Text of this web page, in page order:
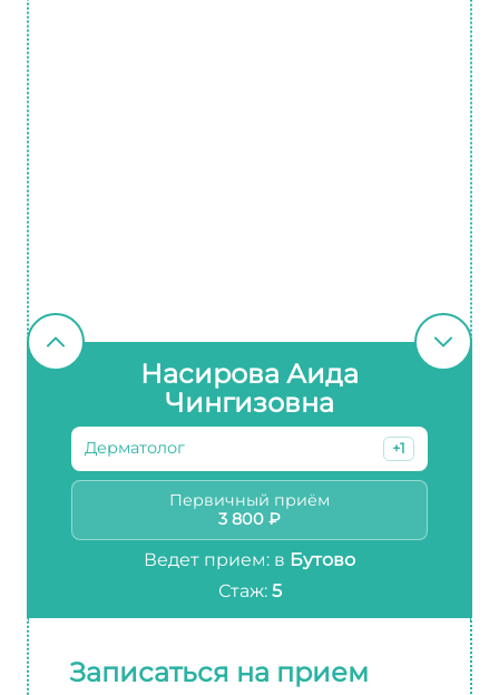
Насирова Аида
Чингизовна
Дерматолог +1
Первичный приём
3 800 ₽
Ведет прием: в Бутово
Стаж: 5
Записаться на прием